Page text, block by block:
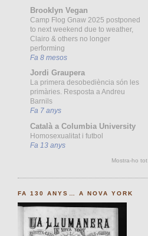
Brooklyn Vegan
Camp Flog Gnaw 2025 postponed
to next weekend due to weather,
Clairo & others no longer
performing
Fa 8 mesos
Jordi Graupera
La primera desobediència són les
primàries. Resposta a Andreu
Barnils
Fa 7 anys
Català a Columbia University
Homosexualitat i futbol
Fa 13 anys
Mostra-ho tot
FA 130 ANYS… A NOVA YORK